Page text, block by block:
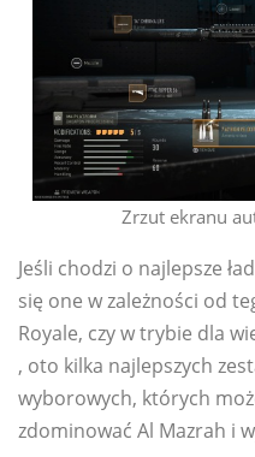
Zrzut ekranu
Jeśli chodzi o najlepsze
się one w zależności od
Royale, czy w trybie dla
, oto kilka najlepszych
wyborowych, których
zdominować Al Mazrah i